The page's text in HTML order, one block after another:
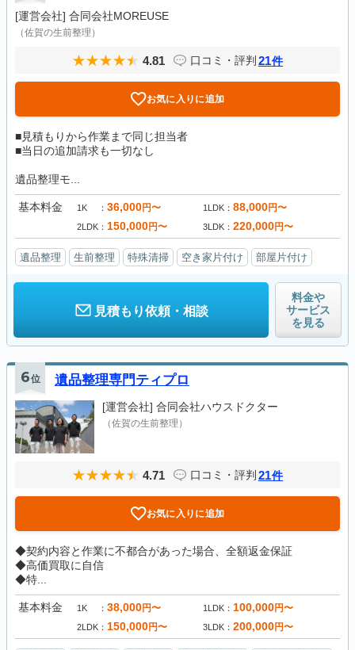
[運営会社] 合同会社MOREUSE
（佐賀の生前整理）
4.81 口コミ・評判 21件
お気に入りに追加
■見積もりから作業まで同じ担当者
■当日の追加請求も一切なし
遺品整理モ...
基本料金 1K 36,000円〜 1LDK 88,000円〜
2LDK 150,000円〜 3LDK 220,000円〜
遺品整理 生前整理 特殊清掃 空き家片付け 部屋片付け
見積もり依頼・相談
料金や
サービス
を見る
6位 遺品整理専門ティプロ
[運営会社] 合同会社ハウスドクター
（佐賀の生前整理）
4.71 口コミ・評判 21件
お気に入りに追加
◆契約内容と作業に不都合があった場合、全額返金保証
◆高価買取に自信
◆特...
基本料金 1K 38,000円〜 1LDK 100,000円〜
2LDK 150,000円〜 3LDK 200,000円〜